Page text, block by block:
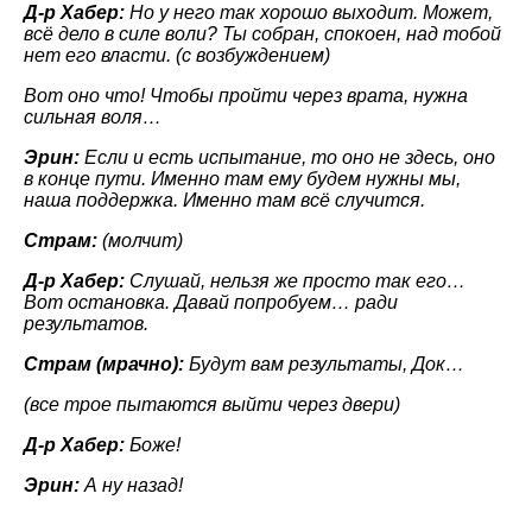
Д-р Хабер: Но у него так хорошо выходит. Может,
всё дело в силе воли? Ты собран, спокоен, над тобой
нет его власти. (с возбуждением)
Вот оно что! Чтобы пройти через врата, нужна
сильная воля…
Эрин: Если и есть испытание, то оно не здесь, оно
в конце пути. Именно там ему будем нужны мы,
наша поддержка. Именно там всё случится.
Страм: (молчит)
Д-р Хабер: Слушай, нельзя же просто так его…
Вот остановка. Давай попробуем… ради
результатов.
Страм (мрачно): Будут вам результаты, Док…
(все трое пытаются выйти через двери)
Д-р Хабер: Боже!
Эрин: А ну назад!